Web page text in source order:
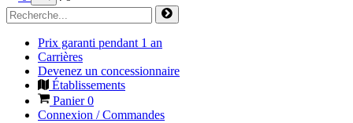
Prix garanti pendant 1 an
Carrières
Devenez un concessionnaire
Établissements
Panier0
Connexion / Commandes